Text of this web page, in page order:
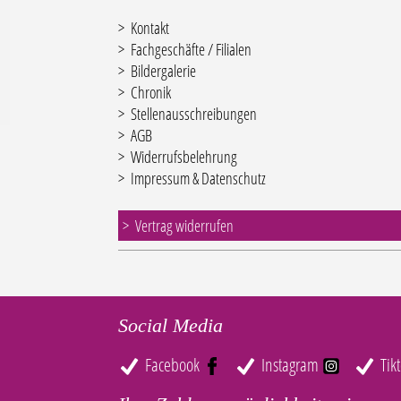
Kontakt
Fachgeschäfte / Filialen
Bildergalerie
Chronik
Stellenausschreibungen
AGB
Widerrufsbelehrung
Impressum & Datenschutz
Vertrag widerrufen
Social Media
Facebook Instagram